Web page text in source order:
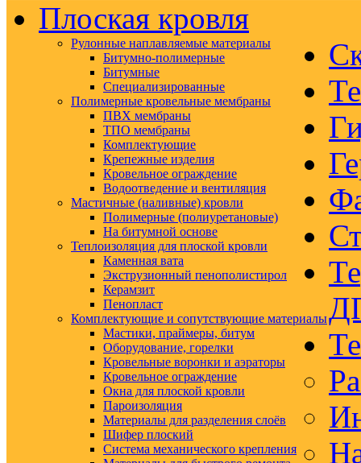
Плоская кровля
Рулонные наплавляемые материалы
Битумно-полимерные
Битумные
Специализированные
Полимерные кровельные мембраны
ПВХ мембраны
ТПО мембраны
Комплектующие
Крепежные изделия
Кровельное ограждение
Водоотведение и вентиляция
Мастичные (наливные) кровли
Полимерные (полиуретановые)
На битумной основе
Теплоизоляция для плоской кровли
Каменная вата
Экструзионный пенополистирол
Керамзит
Пенопласт
Комплектующие и сопутствующие материалы
Мастики, праймеры, битум
Оборудование, горелки
Кровельные воронки и аэраторы
Кровельное ограждение
Окна для плоской кровли
Пароизоляция
Материалы для разделения слоёв
Шифер плоский
Система механического крепления